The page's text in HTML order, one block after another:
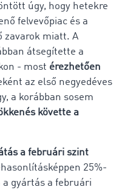
úgy, hogy hetekre
felvevőpiac és a
zavarok miatt. A
átsegítette a
- most érezhetően
az első negyedéves
a korábban sosem
követte a
a februári szint
25%-
gyártás a februári